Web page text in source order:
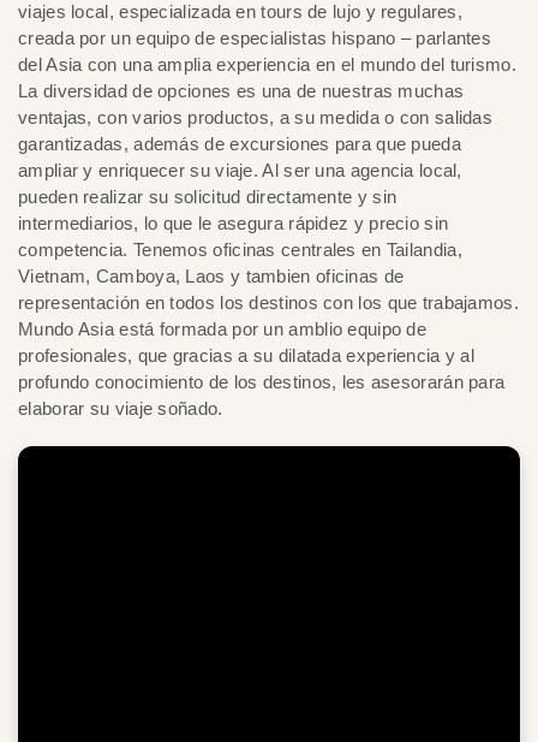
viajes local, especializada en tours de lujo y regulares,
creada por un equipo de especialistas hispano – parlantes
del Asia con una amplia experiencia en el mundo del turismo.
La diversidad de opciones es una de nuestras muchas
ventajas, con varios productos, a su medida o con salidas
garantizadas, además de excursiones para que pueda
ampliar y enriquecer su viaje. Al ser una agencia local,
pueden realizar su solicitud directamente y sin
intermediarios, lo que le asegura rápidez y precio sin
competencia. Tenemos oficinas centrales en Tailandia,
Vietnam, Camboya, Laos y tambien oficinas de
representación en todos los destinos con los que trabajamos.
Mundo Asia está formada por un amblio equipo de
profesionales, que gracias a su dilatada experiencia y al
profundo conocimiento de los destinos, les asesorarán para
elaborar su viaje soñado.